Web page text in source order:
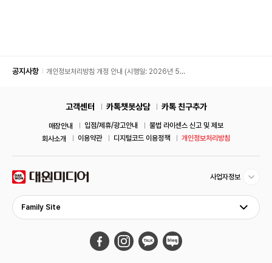
공지사항
개인정보처리방침 개정 안내 (시행일: 2026년 5월
고객센터 카톡챗봇상담 카톡 친구추가
매장안내 입점/제휴/광고안내
불법 라이센스 신고 및 제보
회사소개
이용약관 디지털코드 이용정책 개인정보처리방침
사업자정보
Family Site